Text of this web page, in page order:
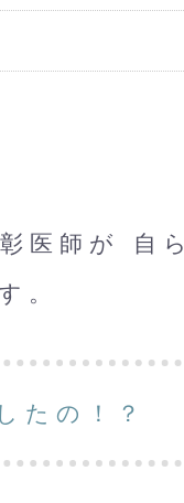
医師が 自ら
。
たの！？